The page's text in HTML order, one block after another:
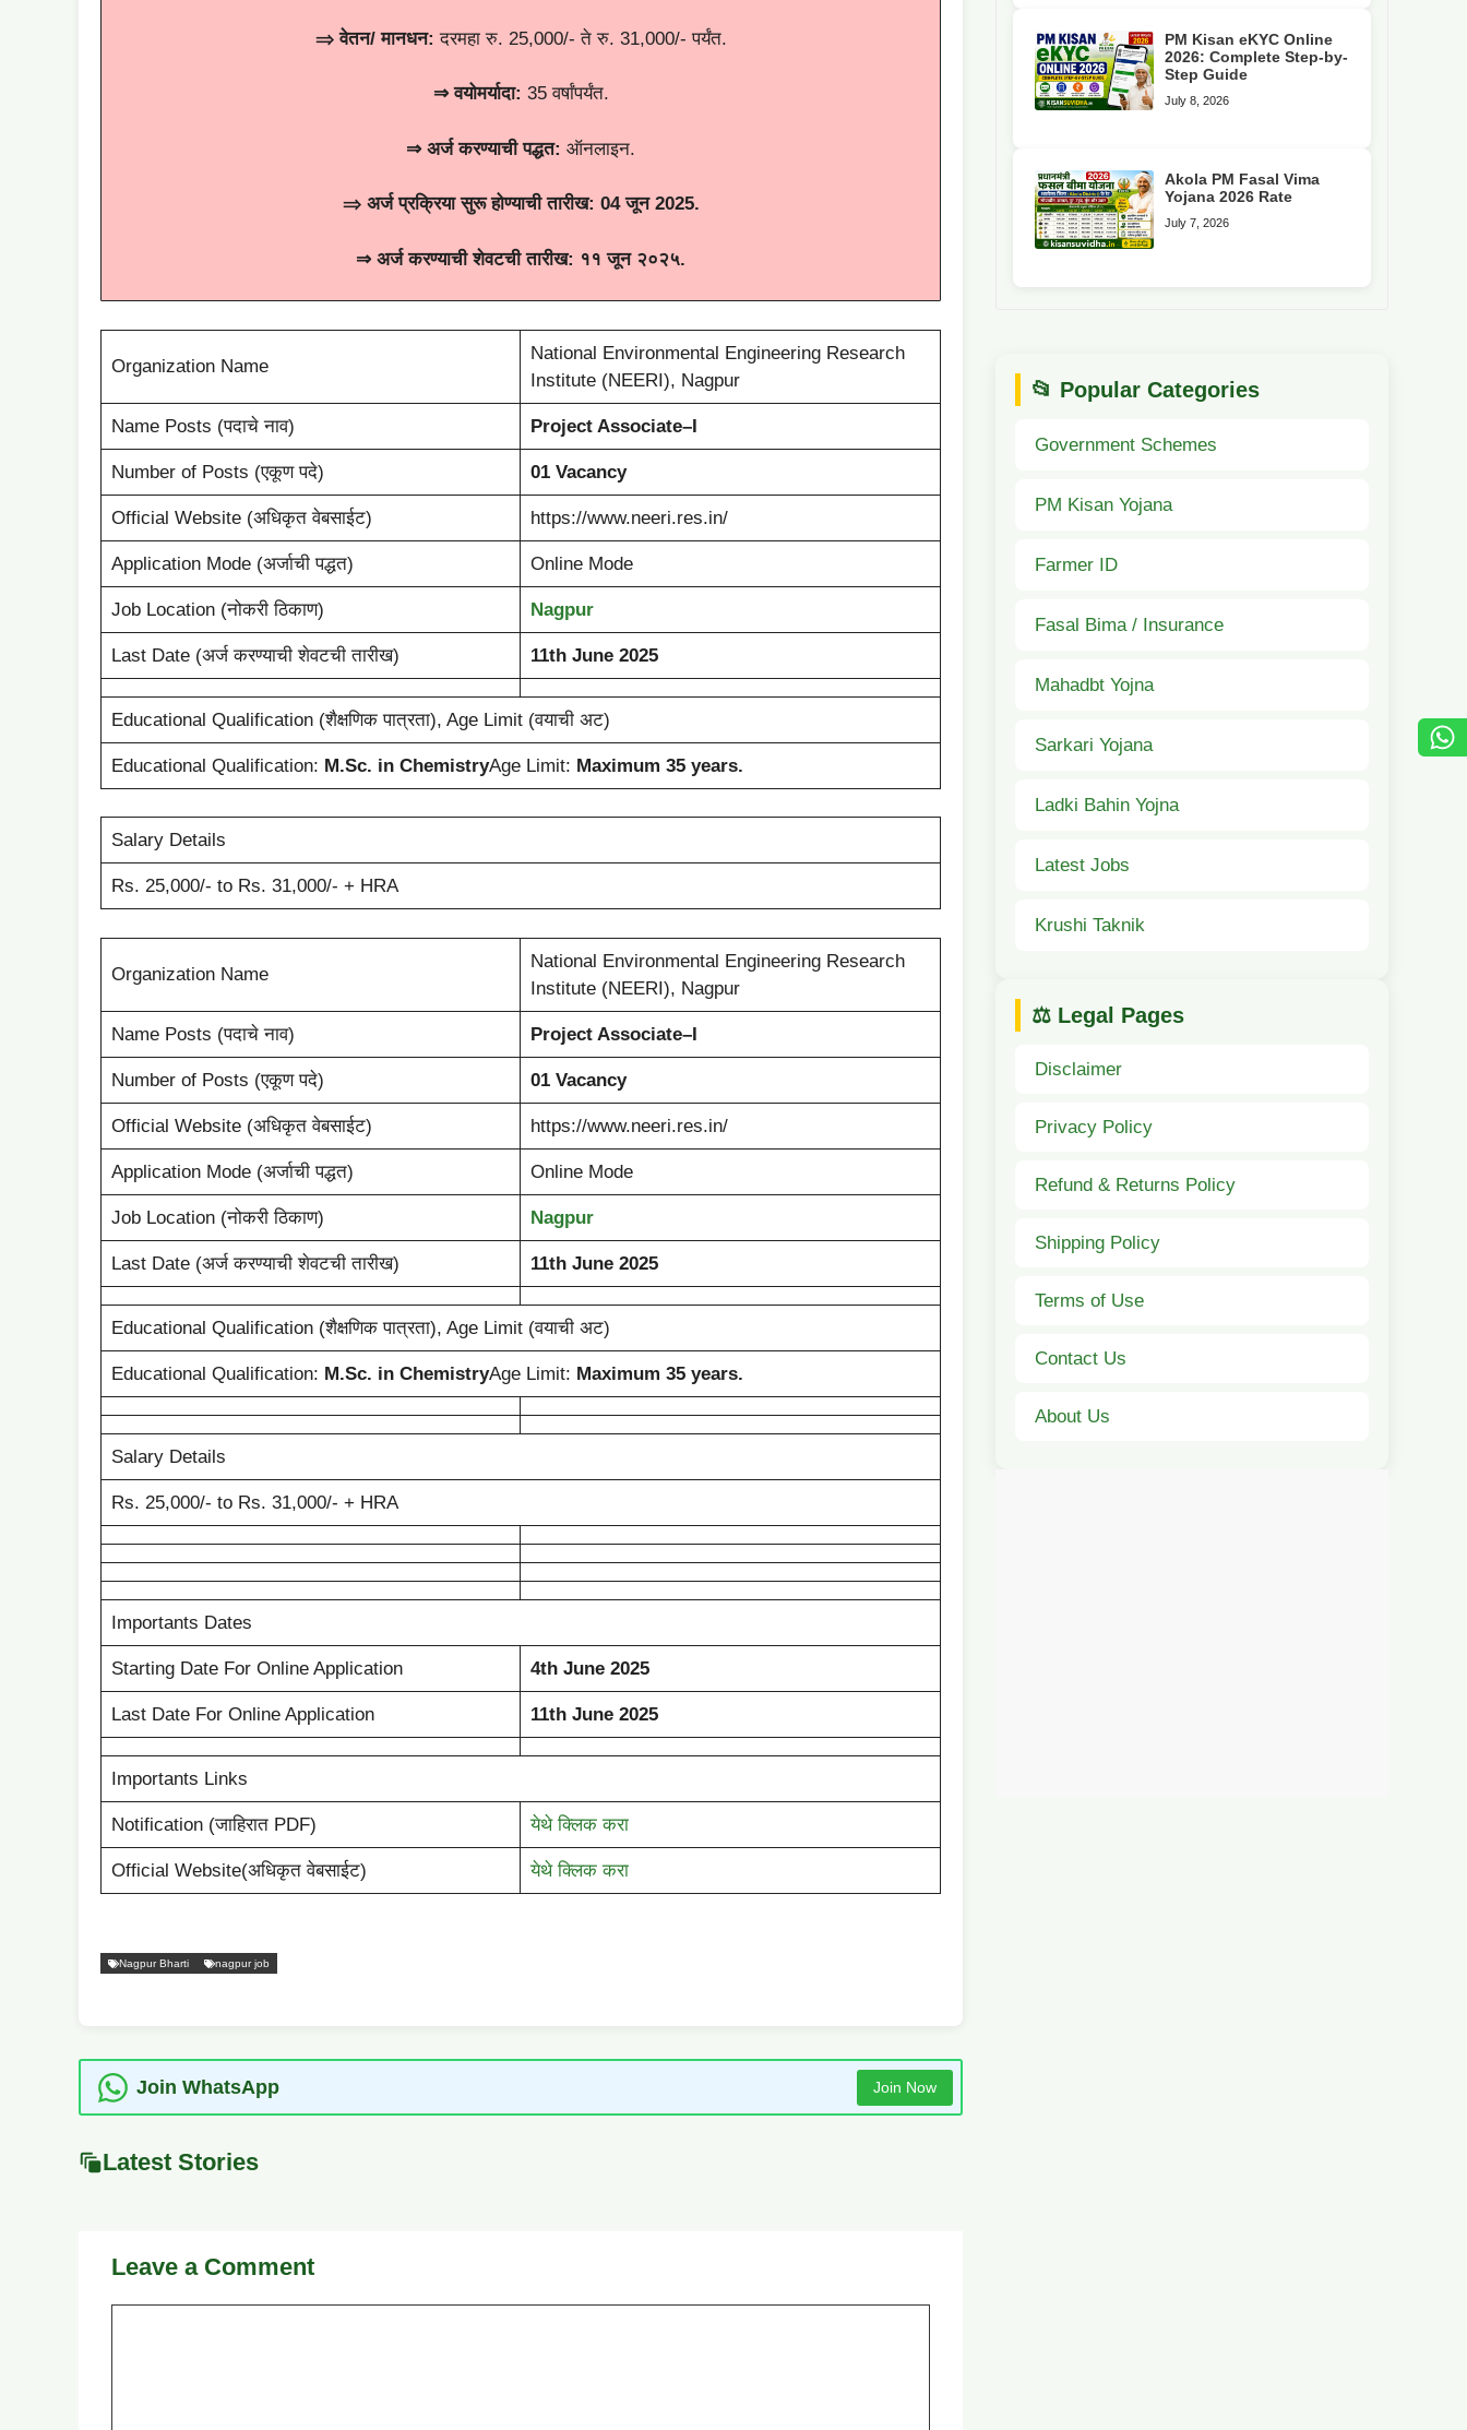
⇒ वेतन/ मानधन: दरमहा रु. 25,000/- ते रु. 31,000/- पर्यंत.
⇒ वयोमर्यादा: 35 वर्षांपर्यंत.
⇒ अर्ज करण्याची पद्धत: ऑनलाइन.
⇒ अर्ज प्रक्रिया सुरू होण्याची तारीख: 04जून 2025.
⇒ अर्ज करण्याची शेवटची तारीख: ११ जून २०२५.
Organization Name
National Environmental Engineering Research
Institute (NEERI), Nagpur
Name Posts (पदाचे नाव) Project Associate–I
Number of Posts (एकूण पदे) 01 Vacancy
Official Website (अधिकृत वेबसाईट) https://www.neeri.res.in/
Application Mode (अर्जाची पद्धत) Online Mode
Job Location (नोकरी ठिकाण) Nagpur
Last Date (अर्ज करण्याची शेवटची तारीख) 11th June 2025
Educational Qualification (शैक्षणिक पात्रता), Age Limit (वयाची अट)
Educational Qualification: M.Sc. in ChemistryAge Limit: Maximum 35 years.
Salary Details
Rs. 25,000/- to Rs. 31,000/- + HRA
Organization Name
National Environmental Engineering Research
Institute (NEERI), Nagpur
Name Posts (पदाचे नाव) Project Associate–I
Number of Posts (एकूण पदे) 01 Vacancy
Official Website (अधिकृत वेबसाईट) https://www.neeri.res.in/
Application Mode (अर्जाची पद्धत) Online Mode
Job Location (नोकरी ठिकाण) Nagpur
Last Date (अर्ज करण्याची शेवटची तारीख) 11th June 2025
Educational Qualification (शैक्षणिक पात्रता), Age Limit (वयाची अट)
Educational Qualification: M.Sc. in ChemistryAge Limit: Maximum 35 years.
Salary Details
Rs. 25,000/- to Rs. 31,000/- + HRA
Importants Dates
Starting Date For Online Application 4th June 2025
Last Date For Online Application 11th June 2025
Importants Links
Notification (जाहिरात PDF) येथे क्लिक करा
Official Website(अधिकृत वेबसाईट) येथे क्लिक करा
Nagpur Bharti nagpur job
Join WhatsApp Join Now
Latest Stories
Leave a Comment
PM Kisan eKYC Online
2026: Complete Step-by-
Step Guide
July 8, 2026
Akola PM Fasal Vima
Yojana 2026 Rate
July 7, 2026
📂 Popular Categories
Government Schemes
PM Kisan Yojana
Farmer ID
Fasal Bima / Insurance
Mahadbt Yojna
Sarkari Yojana
Ladki Bahin Yojna
Latest Jobs
Krushi Taknik
⚖️ Legal Pages
Disclaimer
Privacy Policy
Refund & Returns Policy
Shipping Policy
Terms of Use
Contact Us
About Us